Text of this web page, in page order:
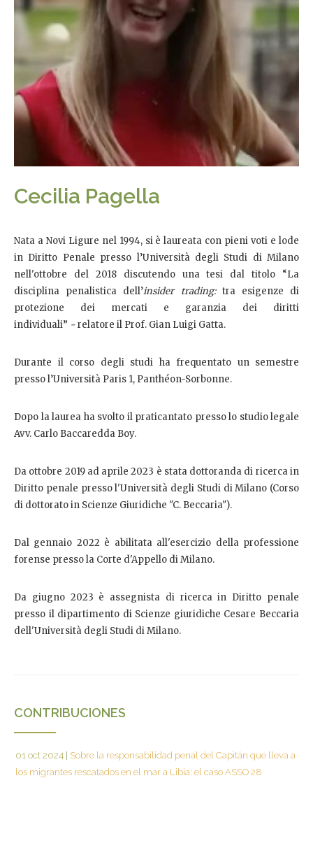
Cecilia Pagella
Nata a Novi Ligure nel 1994, si è laureata con pieni voti e lode
in Diritto Penale presso l’Università degli Studi di Milano
nell'ottobre del 2018 discutendo una tesi dal titolo “La
disciplina penalistica dell’insider trading: tra esigenze di
protezione dei mercati e garanzia dei diritti
individuali” -relatore il Prof. Gian Luigi Gatta.
Durante il corso degli studi ha frequentato un semestre
presso l’Università Paris 1, Panthéon-Sorbonne.
Dopo la laurea ha svolto il praticantato presso lo studio legale
Avv. Carlo Baccaredda Boy.
Da ottobre 2019 ad aprile 2023 è stata dottoranda di ricerca in
Diritto penale presso l'Università degli Studi di Milano (Corso
di dottorato in Scienze Giuridiche "C. Beccaria").
Dal gennaio 2022 è abilitata all'esercizio della professione
forense presso la Corte d'Appello di Milano.
Da giugno 2023 è assegnista di ricerca in Diritto penale
presso il dipartimento di Scienze giuridiche Cesare Beccaria
dell'Università degli Studi di Milano.
CONTRIBUCIONES
01 oct 2024
Sobre la responsabilidad penal del Capitán que lleva a
los migrantes rescatados en el mar a Libia: el caso ASSO 28